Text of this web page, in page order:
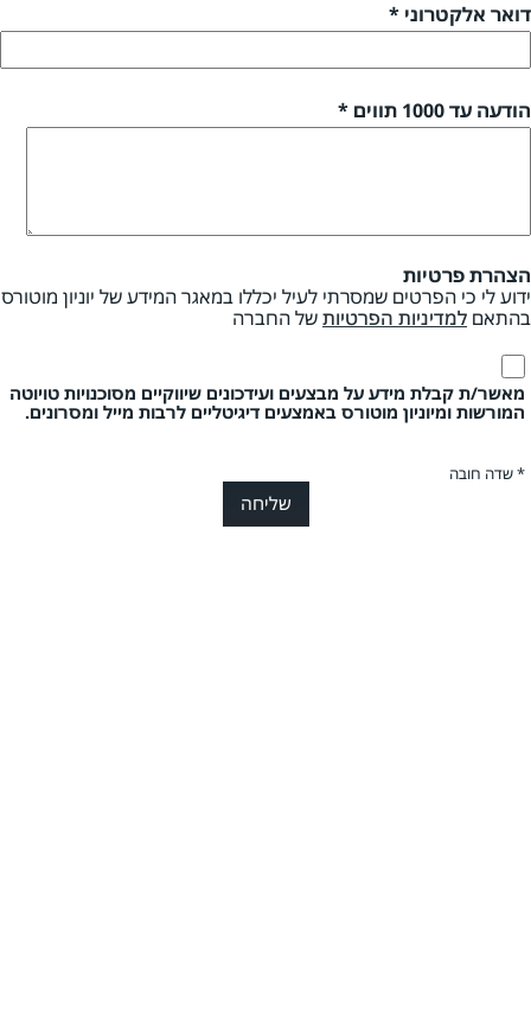
דואר אלקטרוני *
הודעה עד 1000 תווים *
הצהרת פרטיות
ידוע לי כי הפרטים שמסרתי לעיל יכללו במאגר המידע של יוניון מוטורס
בהתאם למדיניות הפרטיותשל החברה
מאשר/ת קבלת מידע על מבצעים ועידכונים שיווקיים מסוכנויות טויוטה
המורשות ומיוניון מוטורס באמצעים דיגיטליים לרבות מייל ומסרונים.
* שדה חובה